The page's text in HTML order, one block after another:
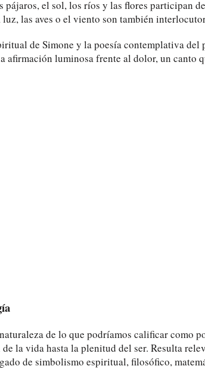
pájaros, el sol, los ríos y las flores participan
las aves o el viento son también
de Simone y la poesía contemplativa del
afirmación luminosa frente al dolor, un canto
de lo que podríamos calificar como
la vida hasta la plenitud del ser. Resulta
de simbolismo espiritual, filosófico,